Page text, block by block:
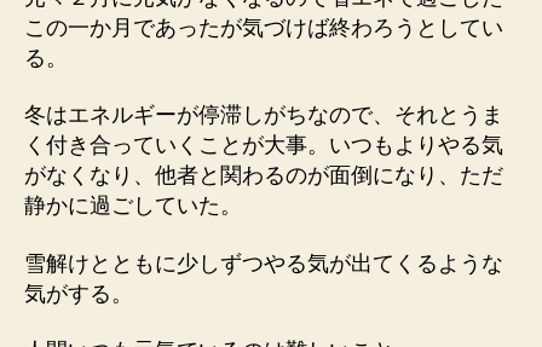
わ
る
この一か月であったが気づけば終わろうとしてい
る。
冬はエネルギーが停滞しがちなので、それとうま
く付き合っていくことが大事。いつもよりやる気
がなくなり、他者と関わるのが面倒になり、ただ
静かに過ごしていた。
雪解けとともに少しずつやる気が出てくるような
気がする。